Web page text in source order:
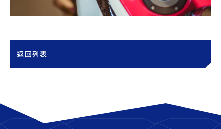
返回列表